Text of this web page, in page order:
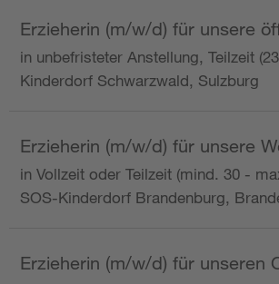
Erzieherin (m/w/d) für unsere
in unbefristeter Anstellung, Teilzeit
Kinderdorf Schwarzwald, Sulzburg
Erzieherin (m/w/d) für unsere
in Vollzeit oder Teilzeit (mind. 30 -
SOS-Kinderdorf Brandenburg,
Erzieherin (m/w/d) für unseren